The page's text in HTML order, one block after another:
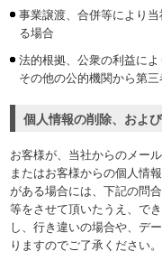
事業譲渡、合併等により
る場合
法的根拠、公衆の利益に
その他の公的機関から第
個人情報の削除、およ
お客様が、当社からのメー
またはお客様からの個人情
がある場合には、下記の問
等をさせて頂いたうえ、で
し、行き違いの場合や、デ
りますのでご了承ください。